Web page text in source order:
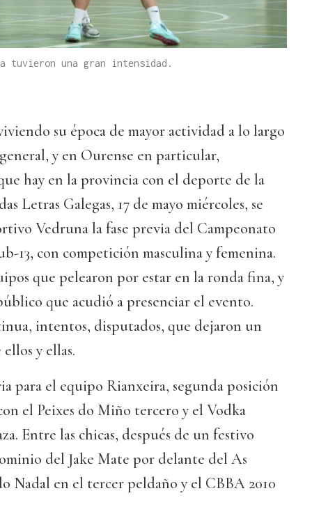
tuvieron una gran intensidad.
su época de mayor actividad a lo largo
y en Ourense en particular,
hay en la provincia con el deporte de la
Letras Galegas, 17 de mayo miércoles, se
Vedruna la fase previa del Campeonato
13, con competición masculina y femenina.
que pelearon por estar en la ronda fina, y
que acudió a presenciar el evento.
intentos, disputados, que dejaron un
y ellas.
para el equipo Rianxeira, segunda posición
el Peixes do Miño tercero y el Vodka
Entre las chicas, después de un festivo
del Jake Mate por delante del As
Nadal en el tercer peldaño y el CBBA 2010